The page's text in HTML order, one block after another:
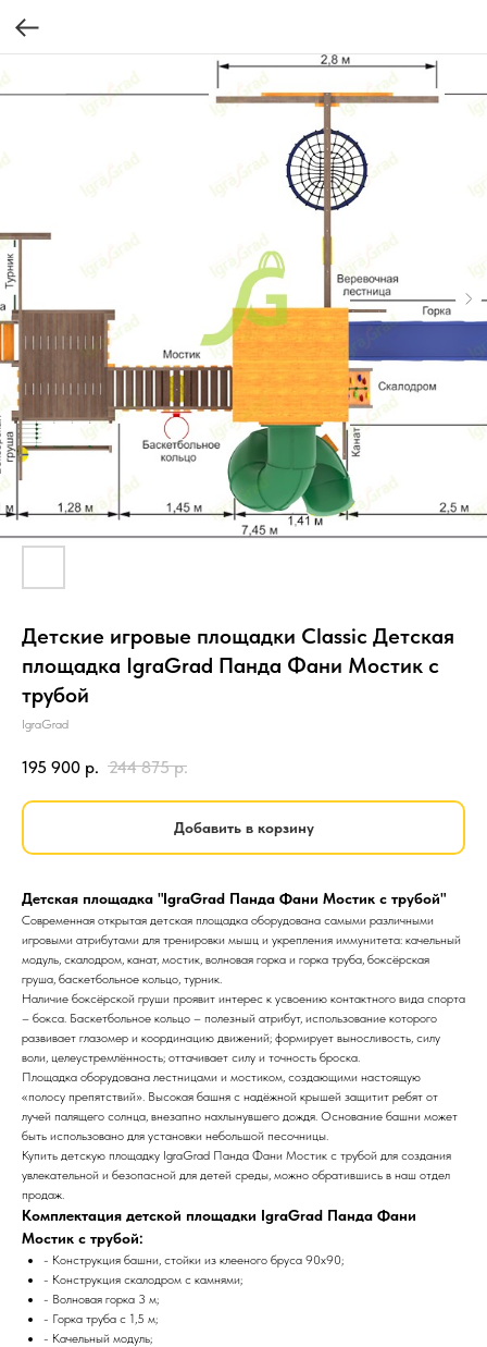
Детские игровые площадки Classic Детская
площадка IgraGrad Панда Фани Мостик с
трубой
IgraGrad
195 900 р. 244 875 р.
Добавить в корзину
Детская площадка "IgraGrad Панда Фани Мостик с трубой"
Современная открытая детская площадка оборудована самыми различными
игровыми атрибутами для тренировки мышц и укрепления иммунитета: качельный
модуль, скалодром, канат, мостик, волновая горка и горка труба, боксёрская
груша, баскетбольное кольцо, турник.
Наличие боксёрской груши проявит интерес к усвоению контактного вида спорта
– бокса. Баскетбольное кольцо – полезный атрибут, использование которого
развивает глазомер и координацию движений; формирует выносливость, силу
воли, целеустремлённость; оттачивает силу и точность броска.
Площадка оборудована лестницами и мостиком, создающими настоящую
«полосу препятствий». Высокая башня с надёжной крышей защитит ребят от
лучей палящего солнца, внезапно нахлынувшего дождя. Основание башни может
быть использовано для установки небольшой песочницы.
Купить детскую площадку IgraGrad Панда Фани Мостик с трубой для создания
увлекательной и безопасной для детей среды, можно обратившись в наш отдел
продаж.
Комплектация детской площадки IgraGrad Панда Фани
Мостик с трубой:
- Конструкция башни, стойки из клееного бруса 90х90;
- Конструкция скалодром с камнями;
- Волновая горка 3 м;
- Горка труба с 1,5 м;
- Качельный модуль;